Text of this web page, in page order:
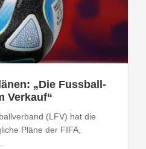
„Die Fussball-
Verkauf“
(LFV) hat die
Pläne der FIFA,